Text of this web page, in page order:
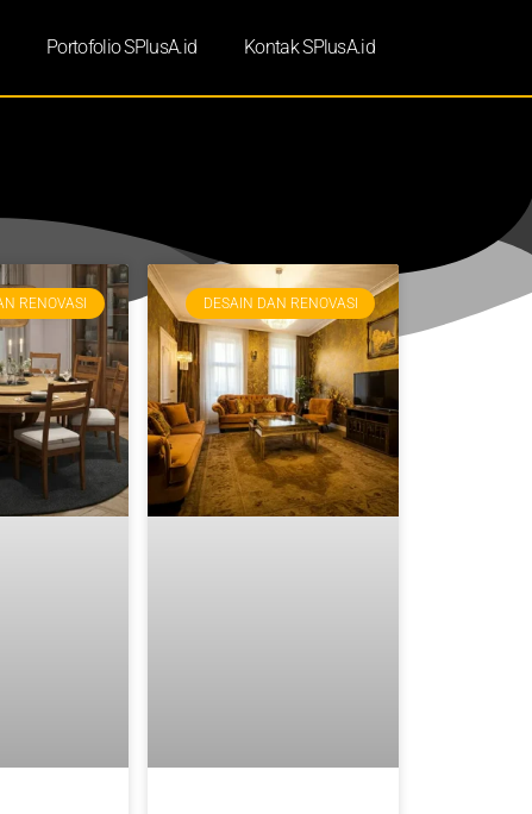
Portofolio SPlusA.id Kontak SPlusA.id
RENOVASI DESAIN DAN RENOVASI